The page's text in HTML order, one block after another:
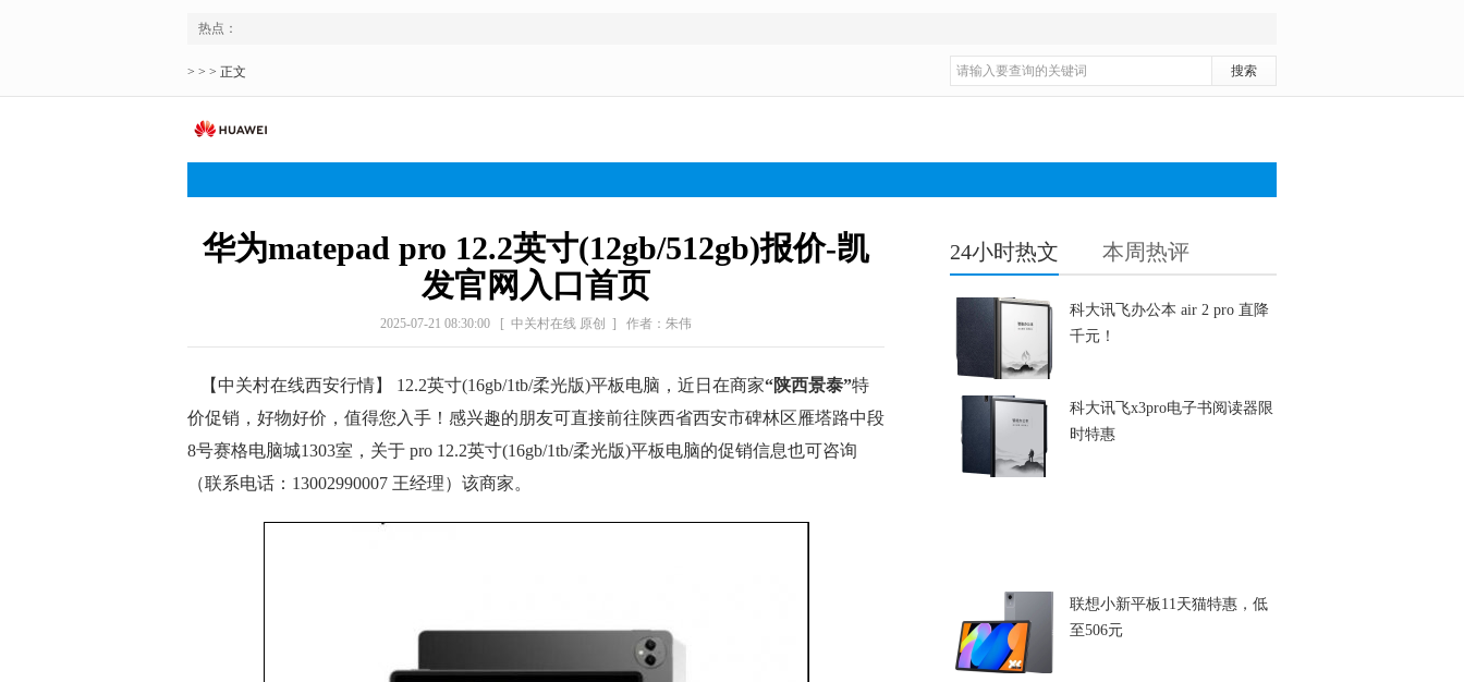
热点：
> > > 正文
华为matepad pro 12.2英寸(12gb/512gb)报价-凯
发官网入口首页
2025-07-21 08:30:00 [ 中关村在线 原创 ] 作者：朱伟
【中关村在线西安行情】 12.2英寸(16gb/1tb/柔光版)平板电脑，近日在商家“陕西景泰”特
价促销，好物好价，值得您入手！感兴趣的朋友可直接前往陕西省西安市碑林区雁塔路中段
8号赛格电脑城1303室，关于 pro 12.2英寸(16gb/1tb/柔光版)平板电脑的促销信息也可咨询
（联系电话：13002990007 王经理）该商家。
24小时热文 本周热评
科大讯飞办公本 air 2 pro 直降
千元！
科大讯飞x3pro电子书阅读器限
时特惠
联想小新平板11天猫特惠，低
至506元